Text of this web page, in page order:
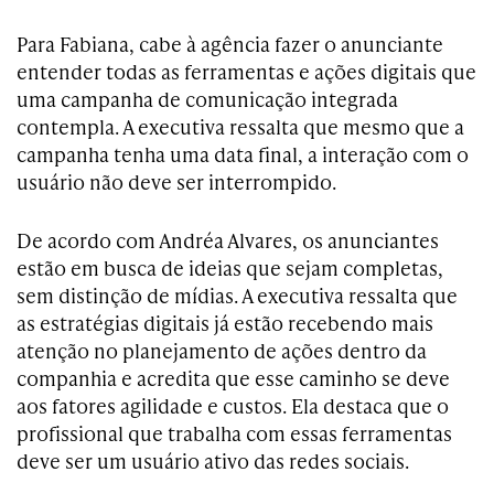
Para Fabiana, cabe à agência fazer o anunciante
entender todas as ferramentas e ações digitais que
uma campanha de comunicação integrada
contempla. A executiva ressalta que mesmo que a
campanha tenha uma data final, a interação com o
usuário não deve ser interrompido.
De acordo com Andréa Alvares, os anunciantes
estão em busca de ideias que sejam completas,
sem distinção de mídias. A executiva ressalta que
as estratégias digitais já estão recebendo mais
atenção no planejamento de ações dentro da
companhia e acredita que esse caminho se deve
aos fatores agilidade e custos. Ela destaca que o
profissional que trabalha com essas ferramentas
deve ser um usuário ativo das redes sociais.